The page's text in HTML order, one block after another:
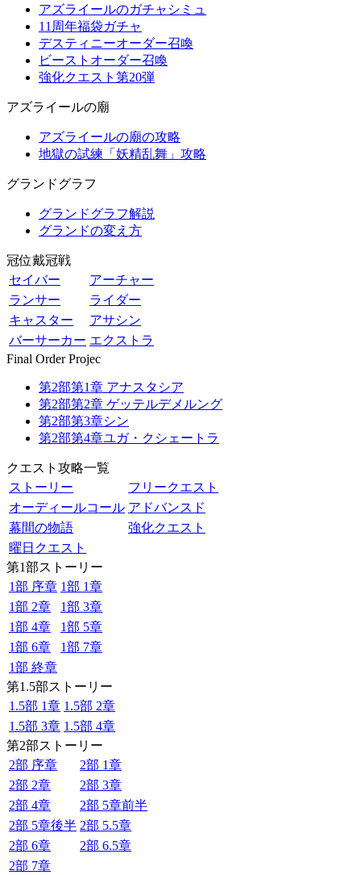
アズライールのガチャシミュ
11周年福袋ガチャ
デスティニーオーダー召喚
ビーストオーダー召喚
強化クエスト第20弾
アズライールの廟
アズライールの廟の攻略
地獄の試練「妖精乱舞」攻略
グランドグラフ
グランドグラフ解説
グランドの変え方
冠位戴冠戦
セイバー
アーチャー
ランサー
ライダー
キャスター
アサシン
バーサーカー エクストラ
Final Order Projec
第2部第1章 アナスタシア
第2部第2章 ゲッテルデメルング
第2部第3章シン
第2部第4章ユガ・クシェートラ
クエスト攻略一覧
ストーリー
フリークエスト
オーディールコール アドバンスド
幕間の物語
強化クエスト
曜日クエスト
第1部ストーリー
1部 序章 1部 1章
1部 2章
1部 3章
1部 4章
1部 5章
1部 6章
1部 7章
1部 終章
第1.5部ストーリー
1.5部 1章 1.5部 2章
1.5部 3章 1.5部 4章
第2部ストーリー
2部 序章
2部 1章
2部 2章
2部 3章
2部 4章
2部 5章前半
2部 5章後半 2部 5.5章
2部 6章
2部 6.5章
2部 7章